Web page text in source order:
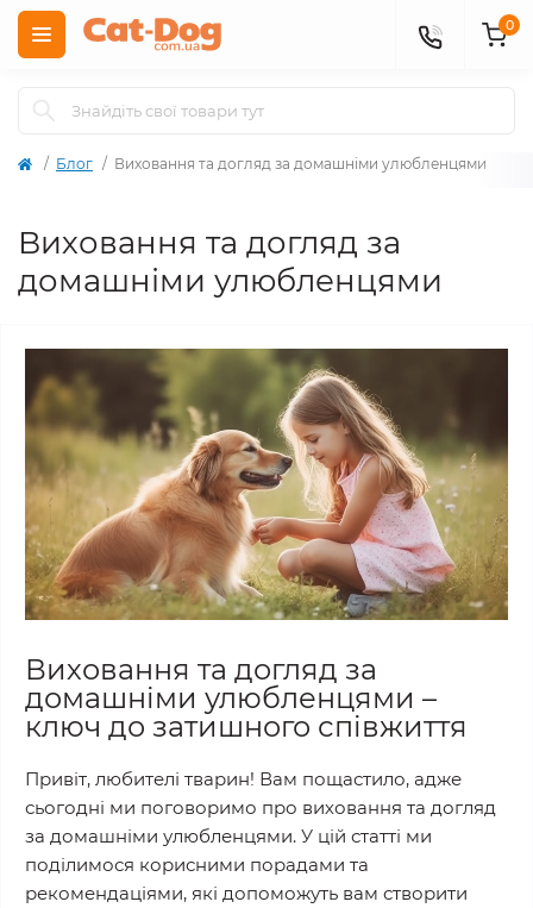
0
Блог Виховання та догляд за домашніми улюбленцями
Виховання та догляд за
домашніми улюбленцями
Виховання та догляд за
домашніми улюбленцями –
ключ до затишного співжиття
Привіт, любителі тварин! Вам пощастило, адже
сьогодні ми поговоримо про виховання та догляд
за домашніми улюбленцями. У цій статті ми
поділимося корисними порадами та
рекомендаціями, які допоможуть вам створити